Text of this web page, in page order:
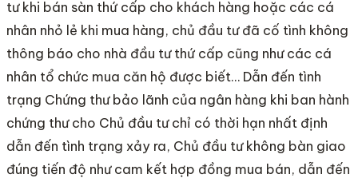
tư khi bán sàn thứ cấp cho khách hàng hoặc các cá
nhân nhỏ lẻ khi mua hàng, chủ đầu tư đã cố tình không
thông báo cho nhà đầu tư thứ cấp cũng như các cá
nhân tổ chức mua căn hộ được biết… Dẫn đến tình
trạng Chứng thư bảo lãnh của ngân hàng khi ban hành
chứng thư cho Chủ đầu tư chỉ có thời hạn nhất định
dẫn đến tình trạng xảy ra, Chủ đầu tư không bàn giao
đúng tiến độ như cam kết hợp đồng mua bán, dẫn đến